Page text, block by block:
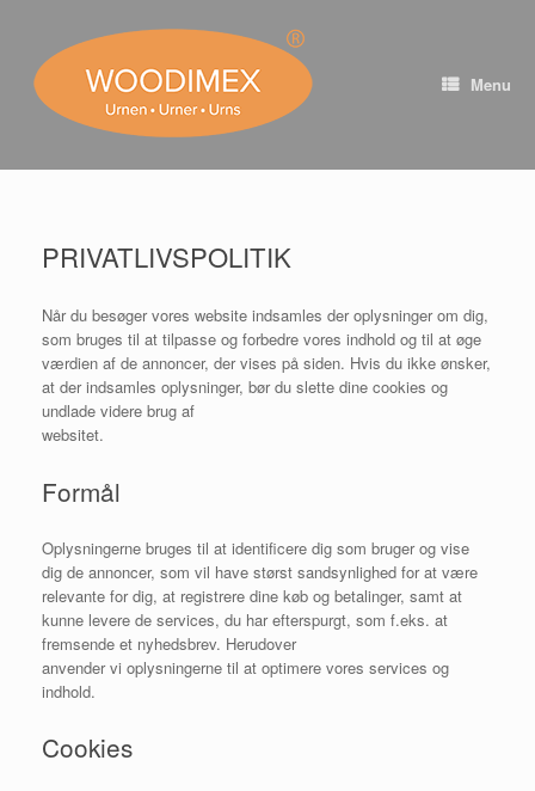
content
Menu
PRIVATLIVSPOLITIK
Når du besøger vores website indsamles der oplysninger om dig,
som bruges til at tilpasse og forbedre vores indhold og til at øge
værdien af de annoncer, der vises på siden. Hvis du ikke ønsker,
at der indsamles oplysninger, bør du slette dine cookies og
undlade videre brug af
websitet.
Formål
Oplysningerne bruges til at identificere dig som bruger og vise
dig de annoncer, som vil have størst sandsynlighed for at være
relevante for dig, at registrere dine køb og betalinger, samt at
kunne levere de services, du har efterspurgt, som f.eks. at
fremsende et nyhedsbrev. Herudover
anvender vi oplysningerne til at optimere vores services og
indhold.
Cookies